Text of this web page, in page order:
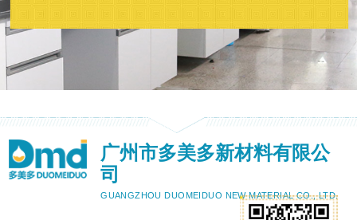
广州市多美多新材料有限公
司
GUANGZHOU DUOMEIDUO NEW MATERIAL CO., LTD.